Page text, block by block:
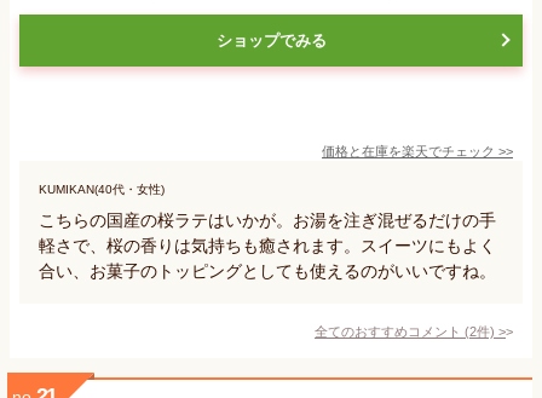
ショップでみる
価格と在庫を楽天でチェック >>
KUMIKAN(40代・女性)
こちらの国産の桜ラテはいかが。お湯を注ぎ混ぜるだけの手
軽さで、桜の香りは気持ちも癒されます。スイーツにもよく
合い、お菓子のトッピングとしても使えるのがいいですね。
全てのおすすめコメント (2件) >